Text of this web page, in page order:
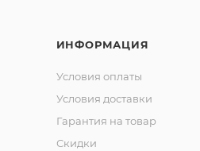
обеспечивает
ИНФОРМАЦИЯ
Условия оплаты
Условия доставки
Гарантия на товар
Скидки